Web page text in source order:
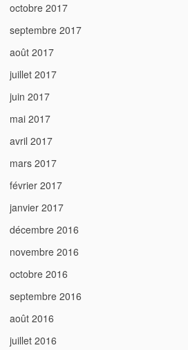
octobre 2017
septembre 2017
août 2017
juillet 2017
juin 2017
mai 2017
avril 2017
mars 2017
février 2017
janvier 2017
décembre 2016
novembre 2016
octobre 2016
septembre 2016
août 2016
juillet 2016